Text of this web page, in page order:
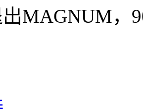
MAGNUM，